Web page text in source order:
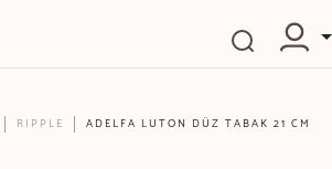
RIPPLE ADELFA LUTON DÜZ TABAK 21 CM